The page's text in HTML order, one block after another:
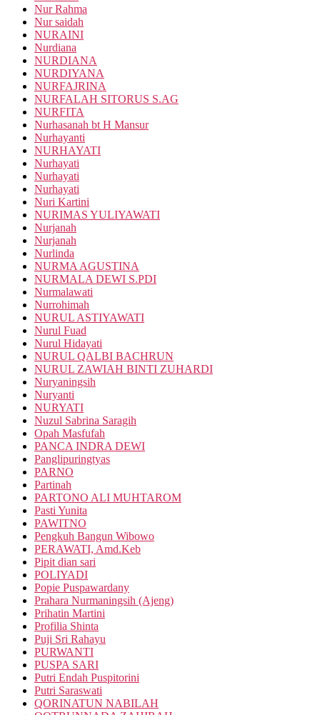
Nur Rahma
Nur saidah
NURAINI
Nurdiana
NURDIANA
NURDIYANA
NURFAJRINA
NURFALAH SITORUS S.AG
NURFITA
Nurhasanah bt H Mansur
Nurhayanti
NURHAYATI
Nurhayati
Nurhayati
Nurhayati
Nuri Kartini
NURIMAS YULIYAWATI
Nurjanah
Nurjanah
Nurlinda
NURMA AGUSTINA
NURMALA DEWI S.PDI
Nurmalawati
Nurrohimah
NURUL ASTIYAWATI
Nurul Fuad
Nurul Hidayati
NURUL QALBI BACHRUN
NURUL ZAWIAH BINTI ZUHARDI
Nuryaningsih
Nuryanti
NURYATI
Nuzul Sabrina Saragih
Opah Masfufah
PANCA INDRA DEWI
Panglipuringtyas
PARNO
Partinah
PARTONO ALI MUHTAROM
Pasti Yunita
PAWITNO
Pengkuh Bangun Wibowo
PERAWATI, Amd.Keb
Pipit dian sari
POLIYADI
Popie Puspawardany
Prahara Nurmaningsih (Ajeng)
Prihatin Martini
Profilia Shinta
Puji Sri Rahayu
PURWANTI
PUSPA SARI
Putri Endah Puspitorini
Putri Saraswati
QORINATUN NABILAH